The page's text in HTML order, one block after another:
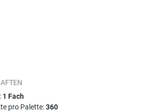
1 Fach
pro Palette:360